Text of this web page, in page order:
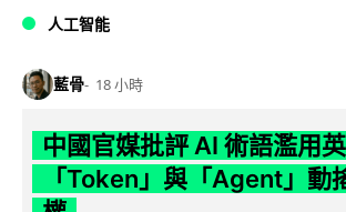
人工智能
藍骨 18 小時
中國官媒批評 AI 術語濫用
「Token」與「Agent」動